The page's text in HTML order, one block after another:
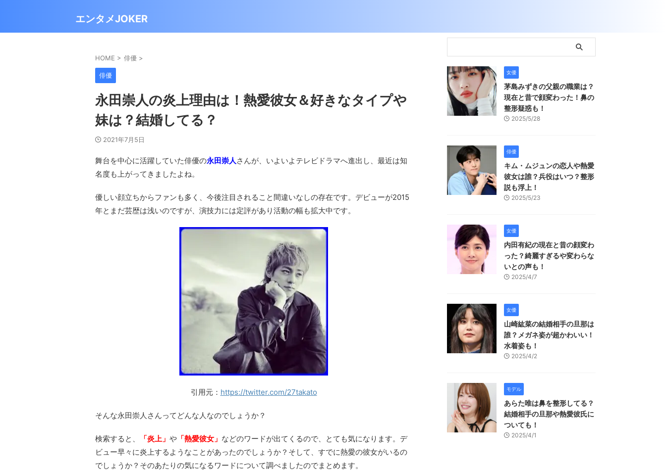
エンタメJOKER
HOME > 俳優 >
俳優
永田崇人の炎上理由は！熱愛彼女＆好きなタイプや
妹は？結婚してる？
2021年7月5日
舞台を中心に活躍していた俳優の永田崇人さんが、いよいよテレビドラマへ進出し、最近は知
名度も上がってきましたよね。
優しい顔立ちからファンも多く、今後注目されること間違いなしの存在です。デビューが2015
年とまだ芸歴は浅いのですが、演技力には定評があり活動の幅も拡大中です。
引用元： https://twitter.com/27takato
そんな永田崇人さんってどんな人なのでしょうか？
検索すると、 「炎上」 や 「熱愛彼女」 などのワードが出てくるので、とても気になります。デ
ビュー早々に炎上するようなことがあったのでしょうか？そして、すでに熱愛の彼女がいるの
でしょうか？そのあたりの気になるワードについて調べましたのでまとめます。
女優
茅島みずきの父親の職業は？
現在と昔で顔変わった！鼻の
整形疑惑も！
2025/5/28
俳優
キム・ムジュンの恋人や熱愛
彼女は誰？兵役はいつ？整形
説も浮上！
2025/5/23
女優
内田有紀の現在と昔の顔変わ
った？綺麗すぎるや変わらな
いとの声も！
2025/4/7
女優
山崎紘菜の結婚相手の旦那は
誰？メガネ姿が超かわいい！
水着姿も！
2025/4/2
モデル
あらた唯は鼻を整形してる？
結婚相手の旦那や熱愛彼氏に
ついても！
2025/4/1